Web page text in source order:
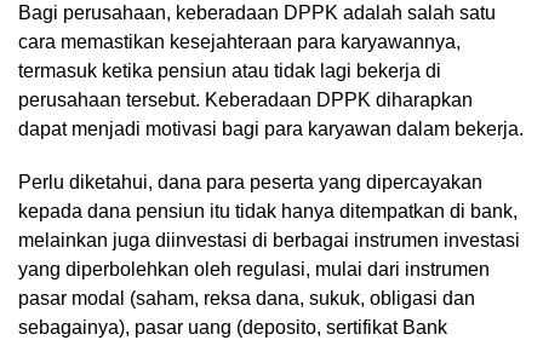
Bagi perusahaan, keberadaan DPPK adalah salah satu
cara memastikan kesejahteraan para karyawannya,
termasuk ketika pensiun atau tidak lagi bekerja di
perusahaan tersebut. Keberadaan DPPK diharapkan
dapat menjadi motivasi bagi para karyawan dalam bekerja.
Perlu diketahui, dana para peserta yang dipercayakan
kepada dana pensiun itu tidak hanya ditempatkan di bank,
melainkan juga diinvestasi di berbagai instrumen investasi
yang diperbolehkan oleh regulasi, mulai dari instrumen
pasar modal (saham, reksa dana, sukuk, obligasi dan
sebagainya), pasar uang (deposito, sertifikat Bank